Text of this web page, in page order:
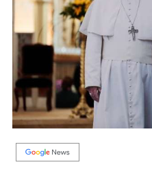
SİYASET
EĞİTİM
GALERİ
VİDEO
YAZARLAR
BİZE